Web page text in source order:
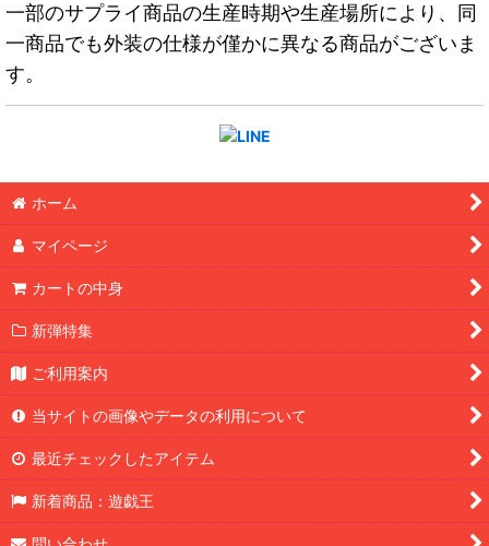
一部のサプライ商品の生産時期や生産場所により、同
一商品でも外装の仕様が僅かに異なる商品がございま
す。
ホーム
マイページ
カートの中身
新弾特集
ご利用案内
当サイトの画像やデータの利用について
最近チェックしたアイテム
新着商品：遊戯王